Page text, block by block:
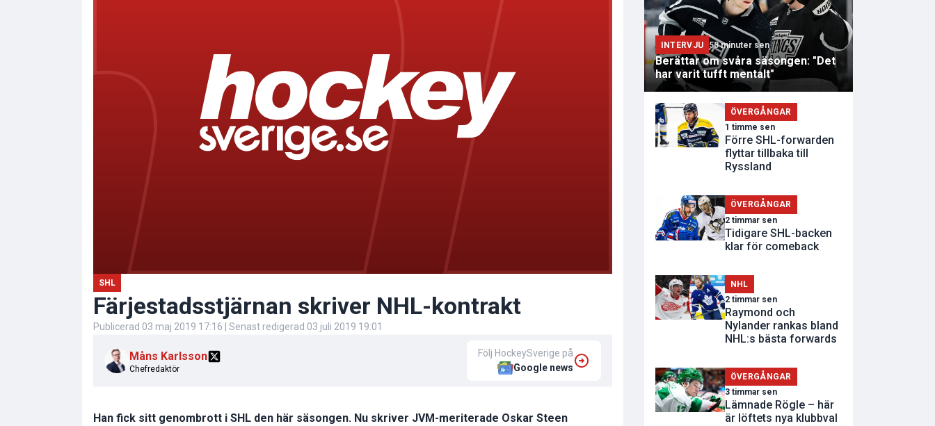
SHL
Färjestadsstjärnan skriver NHL-kontrakt
Publicerad 03 maj 2019 17:16 | Senast redigerad 03 juli 2019 19:01
Måns Karlsson
Chefredaktör
Följ HockeySverige på
Google news
Han fick sitt genombrott i SHL den här säsongen. Nu skriver JVM-meriterade Oskar Steen
INTERVJU 53 minuter sen
Berättar om svåra säsongen: "Det
har varit tufft mentalt"
ÖVERGÅNGAR
1 timme sen
Förre SHL-forwarden
flyttar tillbaka till
Ryssland
ÖVERGÅNGAR
2 timmar sen
Tidigare SHL-backen
klar för comeback
NHL
2 timmar sen
Raymond och
Nylander rankas bland
NHL:s bästa forwards
ÖVERGÅNGAR
3 timmar sen
Lämnade Rögle – här
är löftets nya klubbval